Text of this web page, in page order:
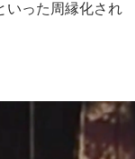
いった周縁化され